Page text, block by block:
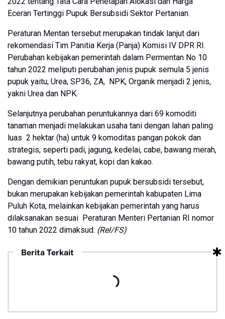
Eceran Tertinggi Pupuk Bersubsidi Sektor Pertanian.
Peraturan Mentan tersebut merupakan tindak lanjut dari
rekomendasi Tim Panitia Kerja (Panja) Komisi IV DPR RI.
Perubahan kebijakan pemerintah dalam Permentan No 10
tahun 2022 meliputi perubahan jenis pupuk semula 5 jenis
pupuk yaitu; Urea, SP36, ZA, NPK, Organik menjadi 2 jenis,
yakni Urea dan NPK.
Selanjutnya perubahan peruntukannya dari 69 komoditi
tanaman menjadi melakukan usaha tani dengan lahan paling
luas 2 hektar (ha) untuk 9 komoditas pangan pokok dan
strategis, seperti padi, jagung, kedelai, cabe, bawang merah,
bawang putih, tebu rakyat, kopi dan kakao.
Dengan demikian peruntukan pupuk bersubsidi tersebut,
bukan merupakan kebijakan pemerintah kabupaten Lima
Puluh Kota, melainkan kebijakan pemerintah yang harus
dilaksanakan sesuai Peraturan Menteri Pertanian RI nomor
10 tahun 2022 dimaksud. (Rel/FS)
Berita Terkait